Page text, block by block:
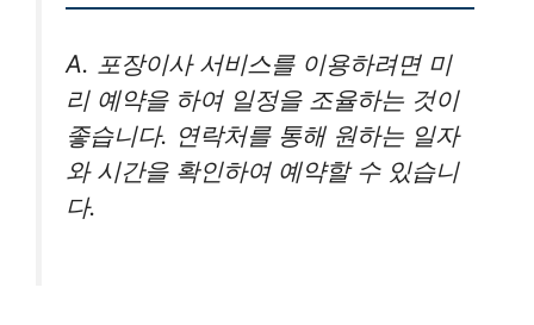
A. 포장이사 서비스를 이용하려면 미
리 예약을 하여 일정을 조율하는 것이
좋습니다. 연락처를 통해 원하는 일자
와 시간을 확인하여 예약할 수 있습니
다.